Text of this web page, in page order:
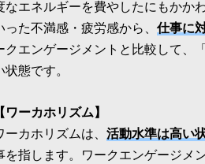
なエネルギーを費やしたにもかか
った不満感・疲労感から、 仕事に
クエンゲージメントと比較して、
状態です。
【ワーカホリズム】
ーカホリズムは、 活動水準は高い
を指します。ワークエンゲージメ